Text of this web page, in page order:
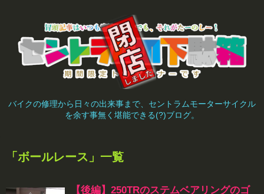
バイクの修理から日々の出来事まで、セントラムモーターサイクル
を余す事無く堪能できる(?)ブログ。
「 ボールレース 」 一覧
【後編】250TRのステムベアリングのゴ